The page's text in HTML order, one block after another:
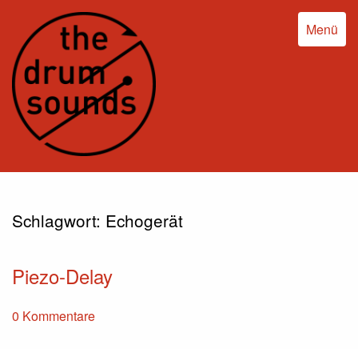
Menü
Schlagwort: Echogerät
Piezo-Delay
0 Kommentare